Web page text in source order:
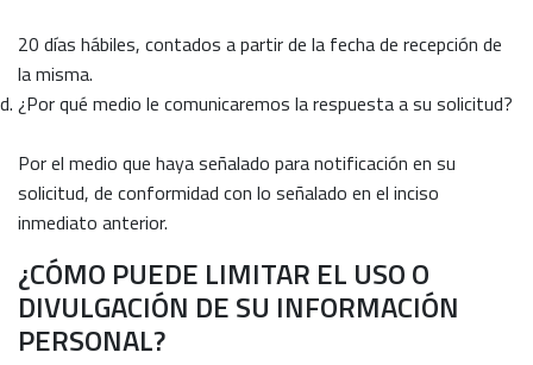
20 días hábiles, contados a partir de la fecha de recepción de
la misma.
¿Por qué medio le comunicaremos la respuesta a su solicitud?
Por el medio que haya señalado para notificación en su
solicitud, de conformidad con lo señalado en el inciso
inmediato anterior.
¿CÓMO PUEDE LIMITAR EL USO O
DIVULGACIÓN DE SU INFORMACIÓN
PERSONAL?